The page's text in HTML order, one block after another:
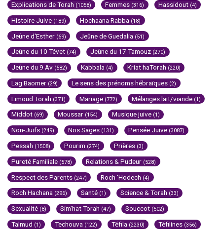
Explications de Torah (1058) Femmes (316) Hassidout (4)
Histoire Juive (189) Hochaana Rabba (18)
Jeûne d'Esther (69) Jeûne de Guedalia (51)
Jeûne du 10 Tévet (74) Jeûne du 17 Tamouz (270)
Jeûne du 9 Av (582) Kabbala (4) Kriat haTorah (220)
Lag Baomer (29) Le sens des prénoms hébraïques (2)
Limoud Torah (371) Mariage (772) Mélanges lait/viande (1)
Middot (69) Moussar (154) Musique juive (1)
Non-Juifs (249) Nos Sages (131) Pensée Juive (3087)
Pessah (1508) Pourim (274) Prières (3)
Pureté Familiale (578) Relations & Pudeur (528)
Respect des Parents (247) Roch 'Hodech (4)
Roch Hachana (296) Santé (1) Science & Torah (33)
Sexualité (8) Sim'hat Torah (47) Souccot (502)
Talmud (1) Techouva (122) Téfila (2230) Téfilines (356)